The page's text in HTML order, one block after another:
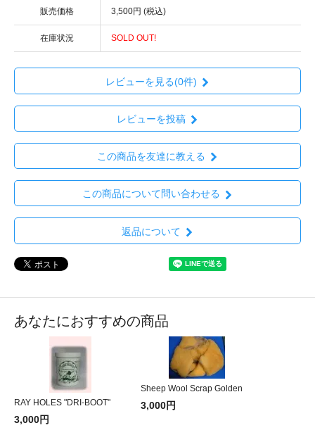
販売価格 3,500円 (税込)
在庫状況 SOLD OUT!
レビューを見る(0件)
レビューを投稿
この商品を友達に教える
この商品について問い合わせる
返品について
あなたにおすすめの商品
RAY HOLES "DRI-BOOT"
3,000円
Sheep Wool Scrap Golden
3,000円